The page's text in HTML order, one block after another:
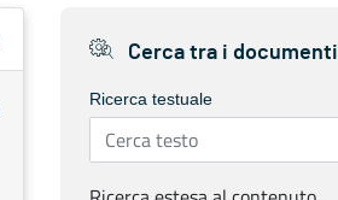
Cerca tra i documenti
Ricerca testuale